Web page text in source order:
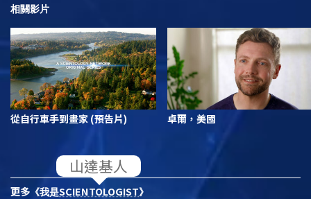
相關影片
從自行車手到畫家 (預告片) 卓爾，美國
更多 《我是SCIENTOLOGIST》